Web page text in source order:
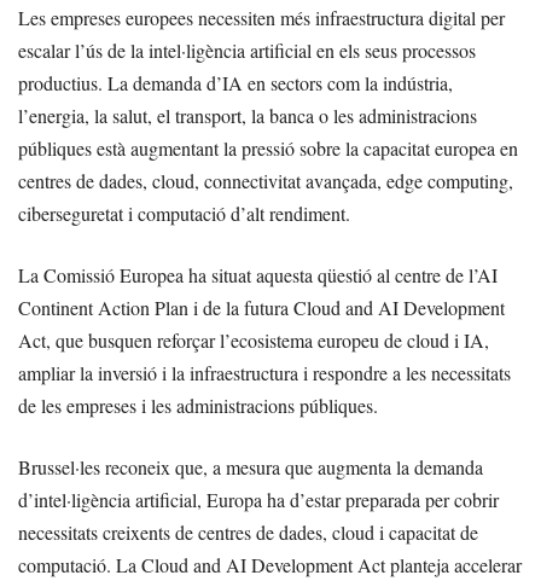
Les empreses europees necessiten més infraestructura digital per
escalar l’ús de la intel·ligència artificial en els seus processos
productius. La demanda d’IA en sectors com la indústria,
l’energia, la salut, el transport, la banca o les administracions
públiques està augmentant la pressió sobre la capacitat europea en
centres de dades, cloud, connectivitat avançada, edge computing,
ciberseguretat i computació d’alt rendiment.
La Comissió Europea ha situat aquesta qüestió al centre de l’AI
Continent Action Plan i de la futura Cloud and AI Development
Act, que busquen reforçar l’ecosistema europeu de cloud i IA,
ampliar la inversió i la infraestructura i respondre a les necessitats
de les empreses i les administracions públiques.
Brussel·les reconeix que, a mesura que augmenta la demanda
d’intel·ligència artificial, Europa ha d’estar preparada per cobrir
necessitats creixents de centres de dades, cloud i capacitat de
computació. La Cloud and AI Development Act planteja accelerar